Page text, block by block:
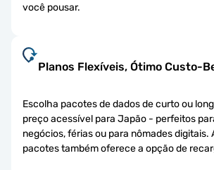
você pousar.
Planos Flexíveis, Ótimo Custo-
Escolha pacotes de dados de curto ou
preço acessível para Japão - perfeitos
negócios, férias ou para nômades digitais.
pacotes também oferece a opção de